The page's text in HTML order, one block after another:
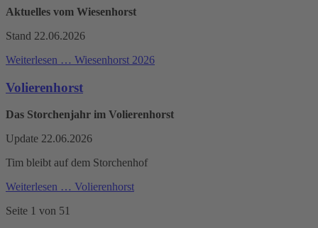
Aktuelles vom Wiesenhorst
Stand 22.06.2026
Weiterlesen … Wiesenhorst 2026
Volierenhorst
Das Storchenjahr im Volierenhorst
Update 22.06.2026
Tim bleibt auf dem Storchenhof
Weiterlesen … Volierenhorst
Seite 1 von 51